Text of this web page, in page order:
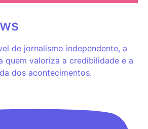
de jornalismo independente, a
quem valoriza a credibilidade e a
dos acontecimentos.